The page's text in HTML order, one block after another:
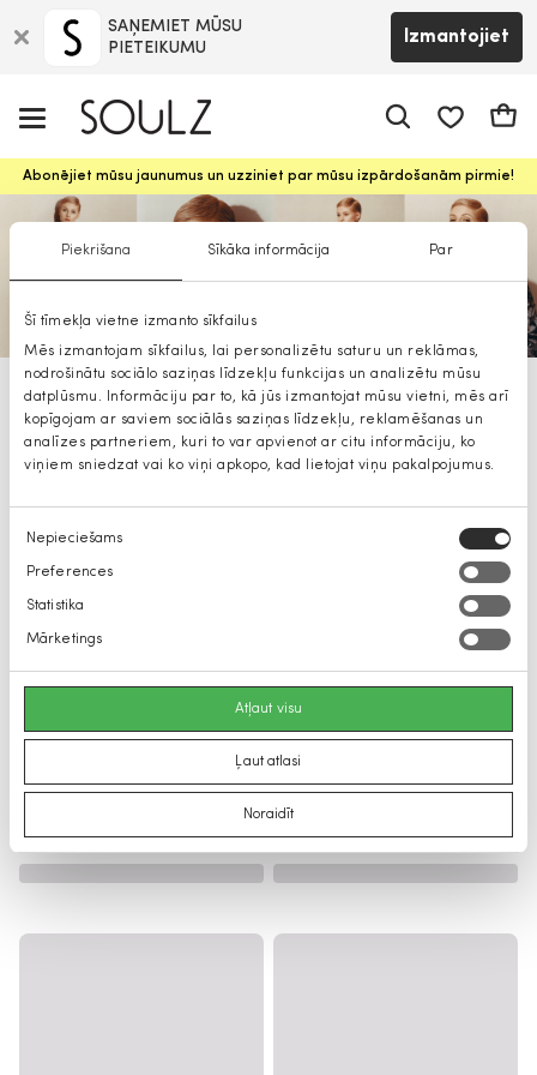
Piekrišana Sīkāka informācija Par
Šī tīmekļa vietne izmanto sīkfailus
Mēs izmantojam sīkfailus, lai personalizētu saturu un reklāmas,
nodrošinātu sociālo saziņas līdzekļu funkcijas un analizētu mūsu
datplūsmu. Informāciju par to, kā jūs izmantojat mūsu vietni, mēs arī
kopīgojam ar saviem sociālās saziņas līdzekļu, reklamēšanas un
analīzes partneriem, kuri to var apvienot ar citu informāciju, ko
viņiem sniedzat vai ko viņi apkopo, kad lietojat viņu pakalpojumus.
Piekrišanas
izvēle
Nepieciešams
Preferences
Statistika
Mārketings
Atļaut visu
Ļaut atlasi
Noraidīt
SAŅEMIET MŪSU
PIETEIKUMU
Izmantojiet
Abonējiet mūsu jaunumus un uzziniet par mūsu izpārdošanām pirmie!
KMX sievietēm